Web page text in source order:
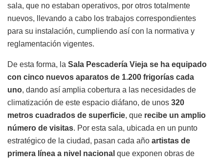
sala, que no estaban operativos, por otros totalmente
nuevos, llevando a cabo los trabajos correspondientes
para su instalación, cumpliendo así con la normativa y
reglamentación vigentes.
De esta forma, la Sala Pescadería Vieja se ha equipado
con cinco nuevos aparatos de 1.200 frigorías cada
uno, dando así amplia cobertura a las necesidades de
climatización de este espacio diáfano, de unos 320
metros cuadrados de superficie, que recibe un amplio
número de visitas. Por esta sala, ubicada en un punto
estratégico de la ciudad, pasan cada año artistas de
primera línea a nivel nacional que exponen obras de